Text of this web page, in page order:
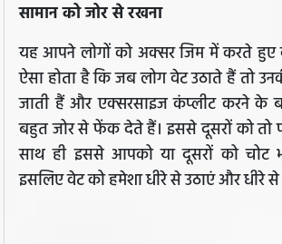
सामान को जोर से रखना
यह आपने लोगों को अक्सर जिम में करते हुए
ऐसा होता है कि जब लोग वेट उठाते हैं तो
जाती हैं और एक्सरसाइज कंप्लीट करने के
बहुत जोर से फेंक देते हैं। इससे दूसरों को तो
साथ ही इससे आपको या दूसरों को चोट
इसलिए वेट को हमेशा धीरे से उठाएं और धीरे से